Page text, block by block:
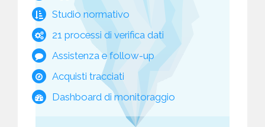
Studio normativo
21 processi di verifica dati
Assistenza e follow-up
Acquisti tracciati
Dashboard di monitoraggio